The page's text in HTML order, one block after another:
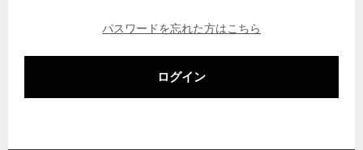
パスワードを忘れた方はこちら
ログイン